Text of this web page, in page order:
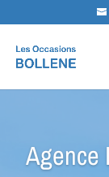
de
produits